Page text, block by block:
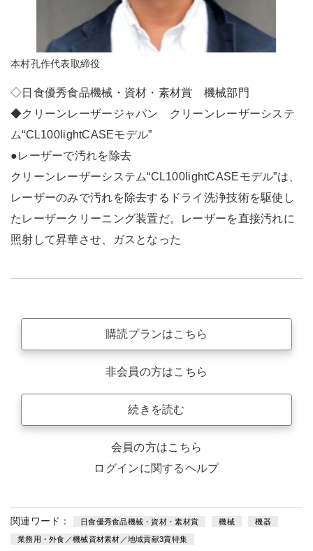
本村孔作代表取締役
◇日食優秀食品機械・資材・素材賞 機械部門
◆クリーンレーザージャパン クリーンレーザーシステ
ム“CL100lightCASEモデル”
●レーザーで汚れを除去
クリーンレーザーシステム“CL100lightCASEモデル”は、
レーザーのみで汚れを除去するドライ洗浄技術を駆使し
たレーザークリーニング装置だ。レーザーを直接汚れに
照射して昇華させ、ガスとなった
購読プランはこちら
非会員の方はこちら
続きを読む
会員の方はこちら
ログインに関するヘルプ
関連ワード： 日食優秀食品機械・資材・素材賞 機械 機器
業務用・外食／機械資材素材／地域貢献3賞特集